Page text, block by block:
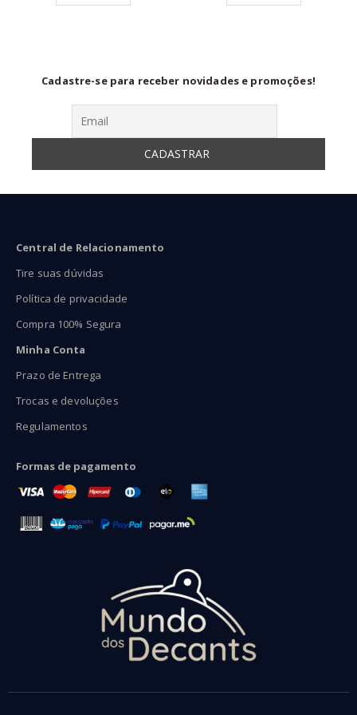
Cadastre-se para receber novidades e promoções!
Central de Relacionamento
Tire suas dúvidas
Política de privacidade
Compra 100% Segura
Minha Conta
Prazo de Entrega
Trocas e devoluções
Regulamentos
Formas de pagamento